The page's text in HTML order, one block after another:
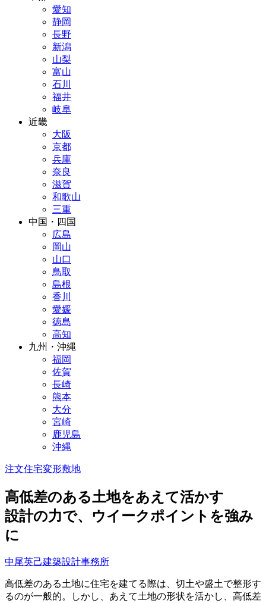
愛知
静岡
長野
新潟
山梨
富山
石川
福井
岐阜
近畿
大阪
京都
兵庫
奈良
滋賀
和歌山
三重
中国・四国
広島
岡山
山口
鳥取
島根
香川
愛媛
徳島
高知
九州・沖縄
福岡
佐賀
長崎
熊本
大分
宮崎
鹿児島
沖縄
注文住宅変形敷地
高低差のある土地をあえて活かす
設計の力で、ウイークポイントを強み
に
中尾英己建築設計事務所
高低差のある土地に住宅を建てる際は、切土や盛土で整形す
るのが一般的。しかし、あえて土地の形状を活かし、高低差